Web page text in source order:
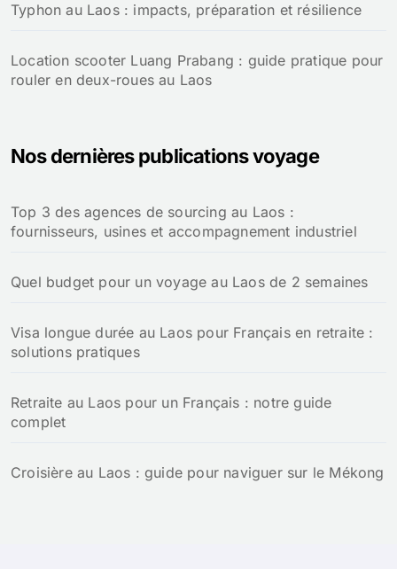
Typhon au Laos : impacts, préparation et résilience
Location scooter Luang Prabang : guide pratique pour
rouler en deux-roues au Laos
Nos dernières publications voyage
Top 3 des agences de sourcing au Laos :
fournisseurs, usines et accompagnement industriel
Quel budget pour un voyage au Laos de 2 semaines
Visa longue durée au Laos pour Français en retraite :
solutions pratiques
Retraite au Laos pour un Français : notre guide
complet
Croisière au Laos : guide pour naviguer sur le Mékong